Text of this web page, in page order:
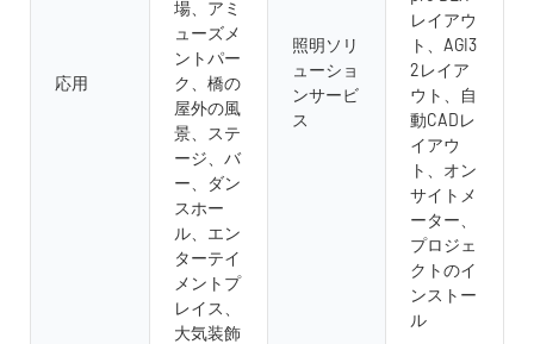
応用
場、アミ
ューズメ
ントパー
ク、橋の
屋外の風
景、ステ
ージ、バ
ー、ダン
スホー
ル、エン
ターテイ
メントプ
レイス、
大気装飾
照明ソリ
ューショ
ンサービ
ス
レイアウ
ト、AGI3
2レイア
ウト、自
動CADレ
イアウ
ト、オン
サイトメ
ーター、
プロジェ
クトのイ
ンストー
ル